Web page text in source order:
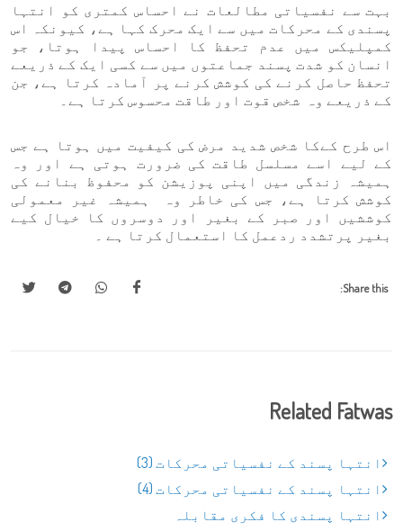
بہت سے نفسیاتی مطالعات نے احساس کمتری کو انتہا
پسندی کے محرکات میں سے ایک محرک کہا ہے، کیونکہ اس
کمپلیکس میں عدم تحفظ کا احساس پیدا ہوتا، جو
انسان کو شدت پسند جماعتوں میں سے کسی ایک کے ذریعے
تحفظ حاصل کرنے کی کوشش کرنے پر آمادہ کرتا ہے، جن
کے ذریعے وہ شخص قوت اور طاقت محسوس کرتا ہے۔
اس طرح کےکا شخص شدید مرض کی کیفیت میں ہوتا ہے جس
کے لیے اسے مسلسل طاقت کی ضرورت ہوتی ہے اور وہ
ہمیشہ زندگی میں اپنی پوزیشن کو محفوظ بنانے کی
کوشش کرتا ہے، جس کی خاطر وہ ہمیشہ غیر معمولی
کوششیں اور صبر کے بغیر اور دوسروں کا خیال کیے
بغیر پرتشدد ردعمل کا استعمال کرتا ہے ۔
Share this:
Related Fatwas
انتہا پسند کے نفسیاتی محرکات (3)
انتہا پسند کے نفسیاتی محرکات (4)
انتہا پسندی کا فکری مقابلہ